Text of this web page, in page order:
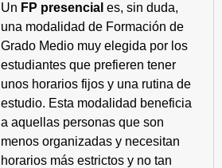
Un FP presencial es, sin duda,
una modalidad de Formación de
Grado Medio muy elegida por los
estudiantes que prefieren tener
unos horarios fijos y una rutina de
estudio. Esta modalidad beneficia
a aquellas personas que son
menos organizadas y necesitan
horarios más estrictos y no tan